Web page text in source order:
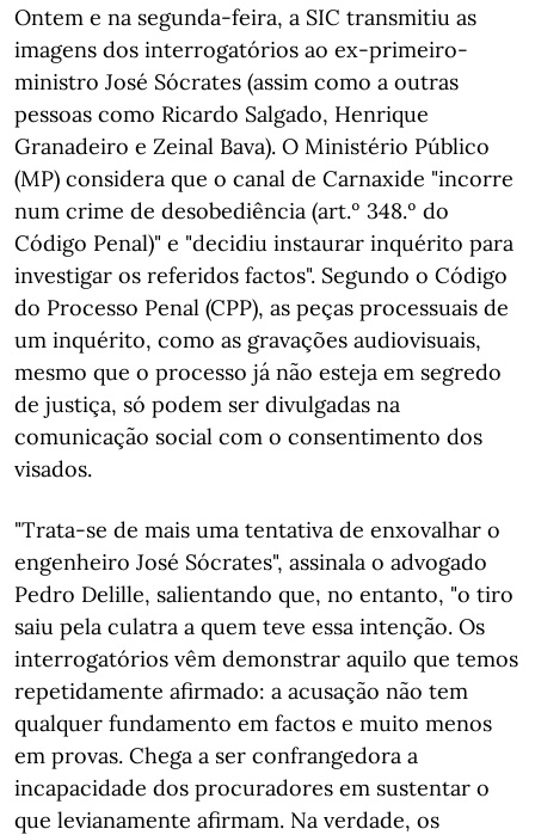
Ontem e na segunda-feira, a SIC transmitiu as
imagens dos interrogatórios ao ex-primeiro-
ministro José Sócrates (assim como a outras
pessoas como Ricardo Salgado, Henrique
Granadeiro e Zeinal Bava). O Ministério Público
(MP) considera que o canal de Carnaxide "incorre
num crime de desobediência (art.º 348.º do
Código Penal)" e "decidiu instaurar inquérito para
investigar os referidos factos". Segundo o Código
do Processo Penal (CPP), as peças processuais de
um inquérito, como as gravações audiovisuais,
mesmo que o processo já não esteja em segredo
de justiça, só podem ser divulgadas na
comunicação social com o consentimento dos
visados.
"Trata-se de mais uma tentativa de enxovalhar o
engenheiro José Sócrates", assinala o advogado
Pedro Delille, salientando que, no entanto, "o tiro
saiu pela culatra a quem teve essa intenção. Os
interrogatórios vêm demonstrar aquilo que temos
repetidamente afirmado: a acusação não tem
qualquer fundamento em factos e muito menos
em provas. Chega a ser confrangedora a
incapacidade dos procuradores em sustentar o
que levianamente afirmam. Na verdade, os